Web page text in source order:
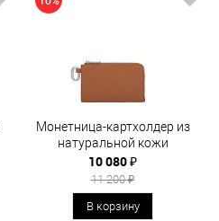
Монетница-картхолдер из
натуральной кожи
10 080 ₽
11 200 ₽
В корзину